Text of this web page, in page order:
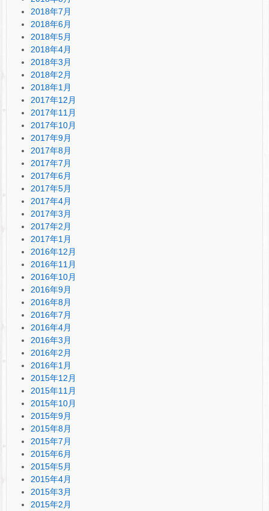
2018年7月
2018年6月
2018年5月
2018年4月
2018年3月
2018年2月
2018年1月
2017年12月
2017年11月
2017年10月
2017年9月
2017年8月
2017年7月
2017年6月
2017年5月
2017年4月
2017年3月
2017年2月
2017年1月
2016年12月
2016年11月
2016年10月
2016年9月
2016年8月
2016年7月
2016年4月
2016年3月
2016年2月
2016年1月
2015年12月
2015年11月
2015年10月
2015年9月
2015年8月
2015年7月
2015年6月
2015年5月
2015年4月
2015年3月
2015年2月